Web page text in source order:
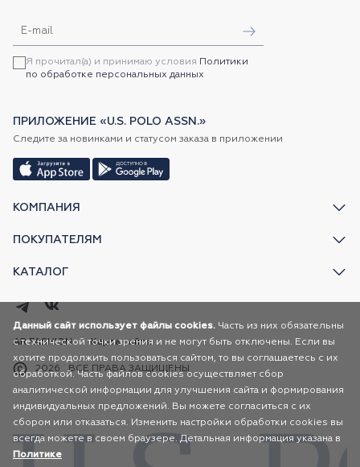
КОМПАНИЯ
ПОКУПАТЕЛЯМ
КАТАЛОГ
Я прочитал(а) и принимаю условия Политики
по обработке персональных данных
ПРИЛОЖЕНИЕ «U.S. POLO ASSN.»
Следите за новинками и статусом заказа в приложении
2026 ВСЕ ПРАВА ЗАЩИЩЕНЫ
AR FASHION Карта сайта
Данный сайт использует файлы cookies. Часть из них обязательны
с технической точки зрения и не могут быть отключены. Если вы
хотите продолжить пользоваться сайтом, то вы соглашаетесь с их
обработкой. Часть файлов cookies осуществляет сбор
аналитической информации для улучшения сайта и формирования
индивидуальных предложений. Вы можете согласиться с их
сбором или отказаться. Изменить настройки обработки cookies вы
всегда можете в своем браузере. Детальная информация указана в
Политике